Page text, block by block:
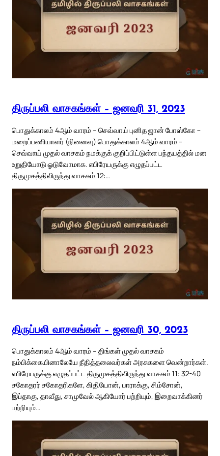
திருப்பலி வாசகங்கள் – ஜனவரி 31, 2023
பொதுக்காலம் 4ஆம் வாரம் – செவ்வாய் புனித ஜான் போஸ்கோ –
மறைப்பணியாளர் (நினைவு) பொதுக்காலம் 4ஆம் வாரம் –
செவ்வாய் முதல் வாசகம் நமக்குக் குறிப்பிட்டுள்ள பந்தயத்தில் மன
உறுதியோடு ஓடுவோமாக. எபிரேயருக்கு எழுதப்பட்ட
திருமுகத்திலிருந்து வாசகம் 12:…
திருப்பலி வாசகங்கள் – ஜனவரி 30, 2023
பொதுக்காலம் 4ஆம் வாரம் – திங்கள் முதல் வாசகம்
நம்பிக்கையினாலேயே நீதித்தலைவர்கள் அரசுகளை வென்றார்கள்.
எபிரேயருக்கு எழுதப்பட்ட திருமுகத்திலிருந்து வாசகம் 11: 32-40
சகோதரர் சகோதரிகளே, கிதியோன், பாராக்கு, சிம்சோன்,
இப்தாகு, தாவீது, சாமுவேல் ஆகியோர் பற்றியும், இறைவாக்கினர்
பற்றியும்…